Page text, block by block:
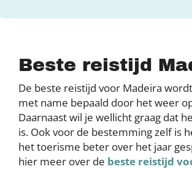
Beste reistijd
De beste reistijd voor Madeira
met name bepaald door het weer
Daarnaast wil je wellicht graag dat
is. Ook voor de bestemming zelf is
het toerisme beter over het jaar
hier meer over de beste reistijd